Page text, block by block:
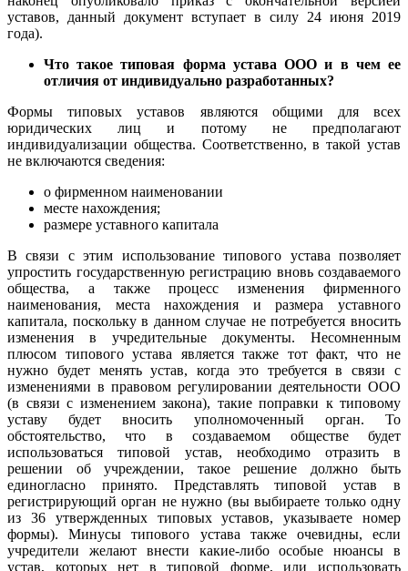
уставов, данный документ вступает в силу 24 июня 2019
года).
Что такое типовая форма устава ООО и в чем ее
отличия от индивидуально разработанных?
Формы типовых уставов являются общими для всех
юридических лиц и потому не предполагают
индивидуализации общества. Соответственно, в такой устав
не включаются сведения:
о фирменном наименовании
месте нахождения;
размере уставного капитала
В связи с этим использование типового устава позволяет
упростить государственную регистрацию вновь создаваемого
общества, а также процесс изменения фирменного
наименования, места нахождения и размера уставного
капитала, поскольку в данном случае не потребуется вносить
изменения в учредительные документы. Несомненным
плюсом типового устава является также тот факт, что не
нужно будет менять устав, когда это требуется в связи с
изменениями в правовом регулировании деятельности ООО
(в связи с изменением закона), такие поправки к типовому
уставу будет вносить уполномоченный орган. То
обстоятельство, что в создаваемом обществе будет
использоваться типовой устав, необходимо отразить в
решении об учреждении, такое решение должно быть
единогласно принято. Представлять типовой устав в
регистрирующий орган не нужно (вы выбираете только одну
из 36 утвержденных типовых уставов, указываете номер
формы). Минусы типового устава также очевидны, если
учредители желают внести какие-либо особые нюансы в
устав, которых нет в типовой форме, или использовать